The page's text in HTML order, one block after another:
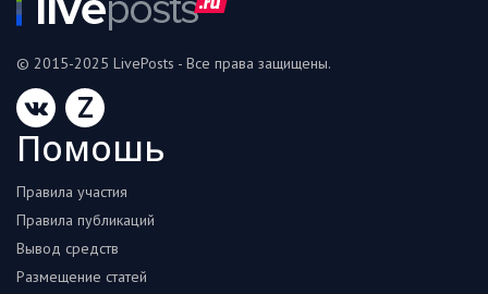
Дом и сад
Недвижимость
Спорт и фитнес
Психология и отношения
Творчество и рукоделие
© 2015-2025 LivePosts - Все права защищены.
Z
Помошь
Правила участия
Правила публикаций
Вывод средств
Размещение статей